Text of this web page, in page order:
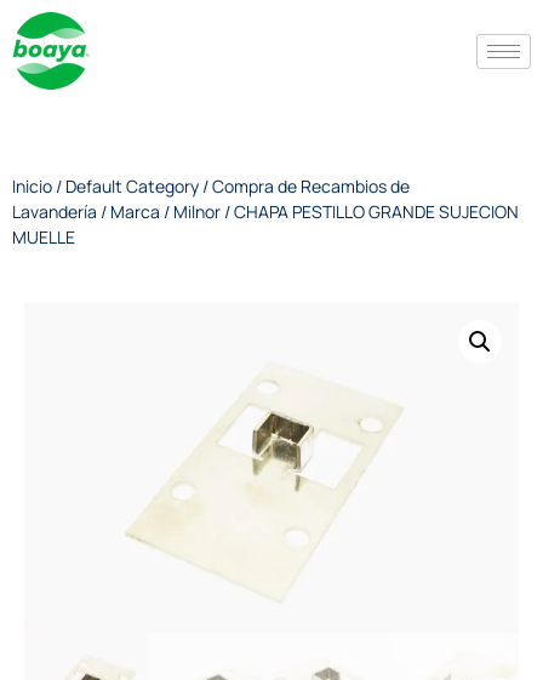
Inicio / Default Category /Compra de Recambios de
Lavandería / Marca / Milnor / CHAPA PESTILLO GRANDE SUJECION
MUELLE